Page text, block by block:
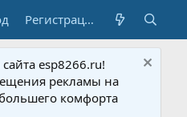
Регистрация
esp8266.ru!
рекламы на
комфорта